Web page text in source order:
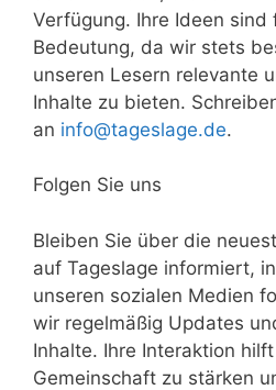
Verfügung. Ihre Ideen sind
Bedeutung, da wir stets
unseren Lesern relevante
Inhalte zu bieten.
an info@tageslage.de.
Folgen Sie uns
Bleiben Sie über die
auf Tageslage informiert,
unseren sozialen Medien
wir regelmäßig Updates
Inhalte. Ihre Interaktion
Gemeinschaft zu stärken